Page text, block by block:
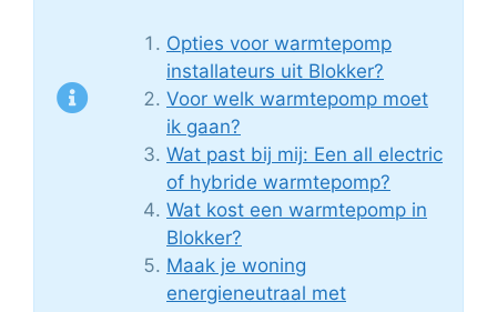
Opties voor warmtepomp
installateurs uit Blokker?
Voor welk warmtepomp moet
ik gaan?
Wat past bij mij: Een all electric
of hybride warmtepomp?
Wat kost een warmtepomp in
Blokker?
Maak je woning
energieneutraal met